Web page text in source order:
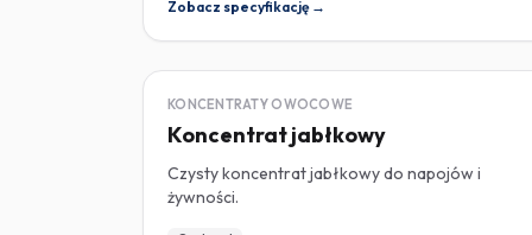
Zobacz specyfikację →
KONCENTRAT
KONCENTRATY OWOCOWE
Koncentrat jabłkowy
Czysty koncentrat jabłkowy do napojów i
żywności.